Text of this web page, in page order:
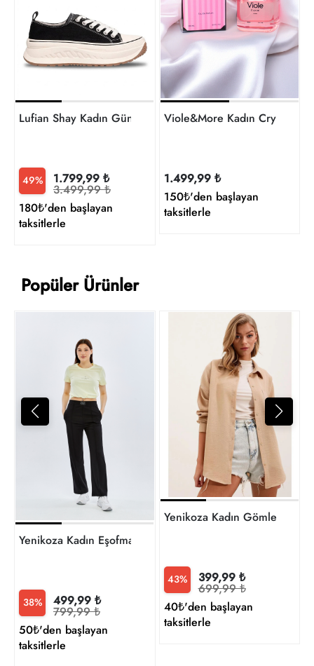
Lufian Shay Kadın Günlük Ayakkabı 121230092
49% 1.799,99 ₺
3.499,99 ₺
180₺'den başlayan
taksitlerle
Viole&More Kadın Crystal
1.499,99 ₺
150₺'den başlayan
taksitlerle
Popüler Ürünler
Yenikoza Kadın Eşofman
38% 499,99 ₺
799,99 ₺
50₺'den başlayan
taksitlerle
Yenikoza Kadın Gömlek
43% 399,99 ₺
699,99 ₺
40₺'den başlayan
taksitlerle